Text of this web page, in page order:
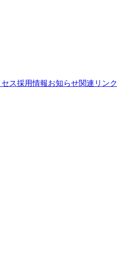
ス採用情報お知らせ関連リンク